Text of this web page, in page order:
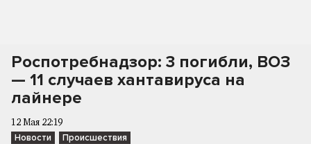
Роспотребнадзор: 3 погибли, ВОЗ
— 11 случаев хантавируса на
лайнере
12 Мая 22:19
Новости Происшествия